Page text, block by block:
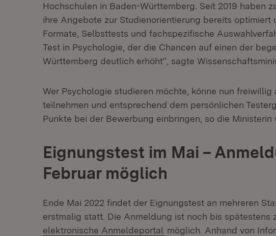
Hochschulen in Baden-Württemberg. Seit 2019 haben
ihre Angebote zur Studienorientierung bereits optimiert
Formate, Selbsttests und fachspezifische
Test in Psychologie, der die Chancen auf einen der
Württemberg deutlich erhöht“, sagte
Wer Psychologie studieren möchte, könne nun freiwillig
teilnehmen und entsprechend dem persönlichen
Punkte bei der Bewerbung einbringen, so die Ministerin
Eignungstest im Mai –
Februar möglich
Ende Mai 2022 findet der Eignungstest an mehreren
erstmalig statt. Die Anmeldung ist noch bis spätestens
elektronische Anmeldeportal (Öffnet in neuem Fenster)
möglich. Anhand von